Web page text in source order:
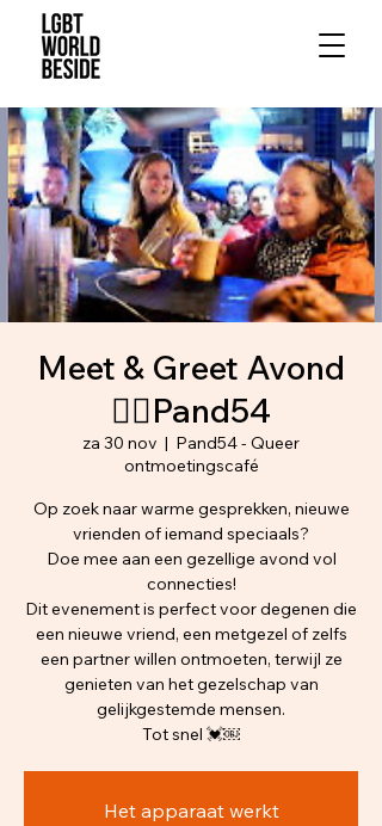
Meet & Greet Avond
🏳️‍🌈Pand54
za 30 nov
  |
Pand54 - Queer
ontmoetingscafé
Op zoek naar warme gesprekken, nieuwe
vrienden of iemand speciaals?
Doe mee aan een gezellige avond vol
connecties!
Dit evenement is perfect voor degenen die
een nieuwe vriend, een metgezel of zelfs
een partner willen ontmoeten, terwijl ze
genieten van het gezelschap van
gelijkgestemde mensen.
Het apparaat werkt